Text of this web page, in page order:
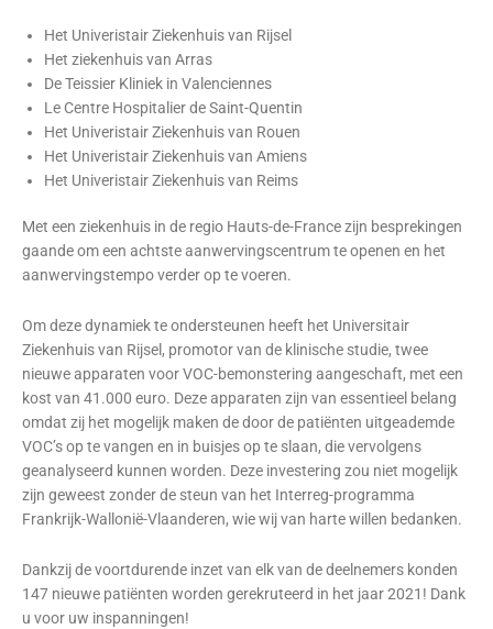
Het Univeristair Ziekenhuis van Rijsel
Het ziekenhuis van Arras
De Teissier Kliniek in Valenciennes
Le Centre Hospitalier de Saint-Quentin
Het Univeristair Ziekenhuis van Rouen
Het Univeristair Ziekenhuis van Amiens
Het Univeristair Ziekenhuis van Reims
Met een ziekenhuis in de regio Hauts-de-France zijn besprekingen
gaande om een achtste aanwervingscentrum te openen en het
aanwervingstempo verder op te voeren.
Om deze dynamiek te ondersteunen heeft het Universitair
Ziekenhuis van Rijsel, promotor van de klinische studie, twee
nieuwe apparaten voor VOC-bemonstering aangeschaft, met een
kost van 41.000 euro. Deze apparaten zijn van essentieel belang
omdat zij het mogelijk maken de door de patiënten uitgeademde
VOC’s op te vangen en in buisjes op te slaan, die vervolgens
geanalyseerd kunnen worden. Deze investering zou niet mogelijk
zijn geweest zonder de steun van het Interreg-programma
Frankrijk-Wallonië-Vlaanderen, wie wij van harte willen bedanken.
Dankzij de voortdurende inzet van elk van de deelnemers konden
147 nieuwe patiënten worden gerekruteerd in het jaar 2021! Dank
u voor uw inspanningen!